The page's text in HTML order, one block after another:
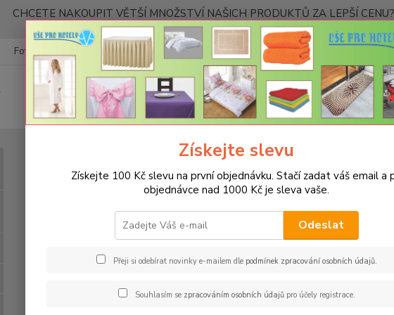
CHCETE NAKOUPIT VĚTŠÍ MNOŽSTVÍ NAŠICH PRODUKTŮ ZA LEPŠÍ
Fotogalerie Kontakty
Hledat
Bavlněné prostěradla JERSEY s gumou - 45 barev
Bavlněné prostěradlo JERSEY
hned
Získejte slevu
Získejte 100 Kč slevu na první objednávku. Stačí zadat váš email a
objednávce nad 1000 Kč je sleva vaše.
Odeslat
Přeji si odebírat novinky e-mailem dle podmínek zpracování osobních údajů.
Souhlasím se zpracováním osobních údajůpro účely registrace.